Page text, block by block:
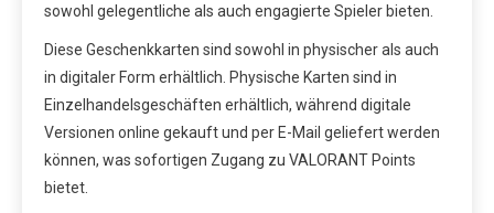
sowohl gelegentliche als auch engagierte Spieler bieten.
Diese Geschenkkarten sind sowohl in physischer als auch
in digitaler Form erhältlich. Physische Karten sind in
Einzelhandelsgeschäften erhältlich, während digitale
Versionen online gekauft und per E-Mail geliefert werden
können, was sofortigen Zugang zu VALORANT Points
bietet.